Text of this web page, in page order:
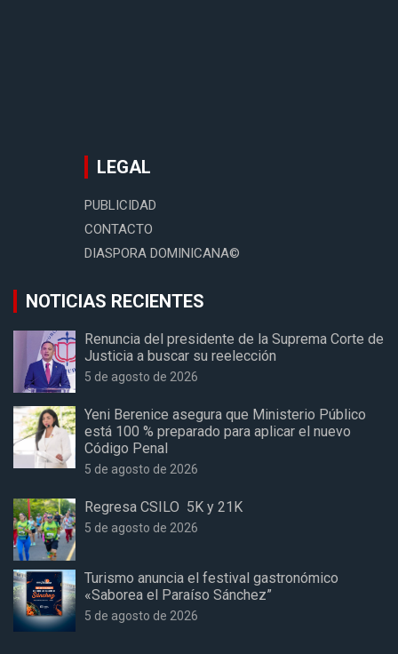
LEGAL
PUBLICIDAD
CONTACTO
DIASPORA DOMINICANA©
NOTICIAS RECIENTES
Renuncia del presidente de la Suprema Corte de
Justicia a buscar su reelección
5 de agosto de 2026
Yeni Berenice asegura que Ministerio Público
está 100 % preparado para aplicar el nuevo
Código Penal
5 de agosto de 2026
Regresa CSILO 5K y 21K
5 de agosto de 2026
Turismo anuncia el festival gastronómico
«Saborea el Paraíso Sánchez”
5 de agosto de 2026